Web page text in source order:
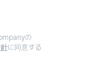
の
に同意する